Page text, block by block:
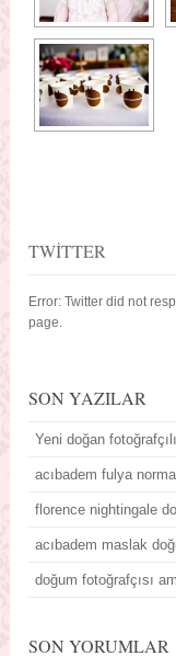
TWITTER
Error: Twitter did not
page.
SON YAZILAR
Yeni doğan
acıbadem fulya
florence nightingale
acıbadem maslak
doğum fotoğrafçısı
SON YORUMLAR